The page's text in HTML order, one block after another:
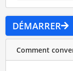
DÉMARRER
Comment